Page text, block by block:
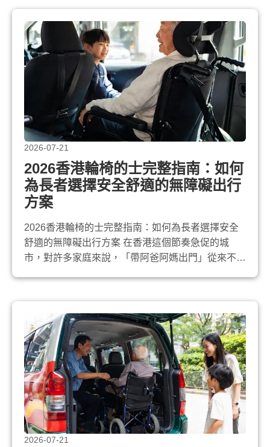
一種無障礙交通工具更適合您的家庭需求？預約流程
又是怎樣的？本文將為您詳細拆解兩者的分別，並提
供實用的預約步驟指南，助您輕鬆為家...
2026-07-21
2026香港輪椅的士完整指南：如何
為長者選擇安全舒適的無障礙出行
方案
2026香港輪椅的士完整指南：如何為長者選擇安全
舒適的無障礙出行方案 在香港這個節奏急促的城
市，對許多家庭來說，「帶阿爸阿媽出門」從來不是
無障礙設施，往往令一次簡單的覆診或家庭聚會變成
身心俱疲的挑戰。 2026年， 輪椅的士 已不再只是
「特殊交通工具」，而是許多香港家...
2026-07-21